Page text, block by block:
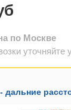
по Москве
уточняйте у